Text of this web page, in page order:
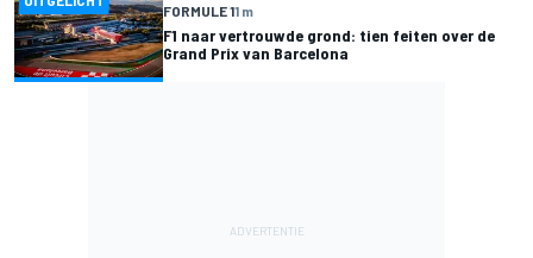
FORMULE 11 m
F1 naar vertrouwde grond: tien feiten over de
Grand Prix van Barcelona